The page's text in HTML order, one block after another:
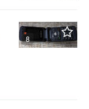
8